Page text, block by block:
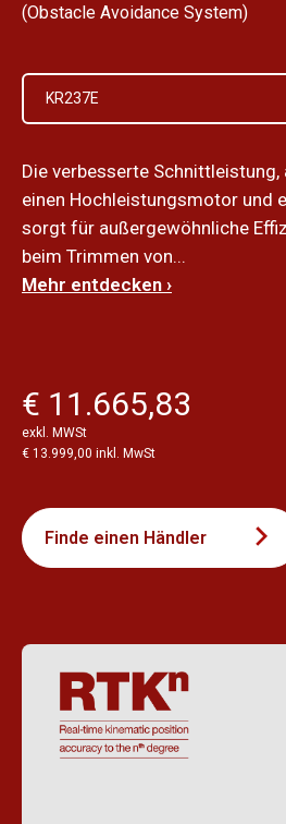
(Obstacle Avoidance System)
KR237E
Die verbesserte Schnittleistung,
einen Hochleistungsmotor und
sorgt für außergewöhnliche
beim Trimmen von...
Mehr entdecken ›
€ 11.665,83
exkl. MWSt
€ 13.999,00 inkl. MwSt
Finde einen Händler